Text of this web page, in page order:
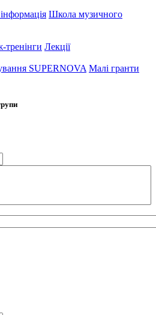
Школа музичного
тренінги Лекції
SUPERNOVA Малі гранти